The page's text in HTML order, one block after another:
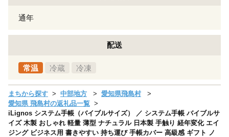
通年
配送
常温 冷蔵 冷凍
まちから探す 中部地方
愛知県飛島村
愛知県 飛島村の返礼品一覧
iLignos システム手帳（バイブルサイズ） ／ システム手帳 バイブルサ
イズ 木製 おしゃれ 軽量 薄型 ナチュラル 日本製 手触り 経年変化 エイ
ジング ビジネス用 書きやすい 持ち運び 手帳カバー 高級感 ギフト ノ